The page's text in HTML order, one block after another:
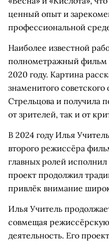
ценный опыт и
профессиональной
Наиболее известной
полнометражный фильм
2020 году. Картина
знаменитого
Стрельцова и получила
от зрителей, так и от
В 2024 году Илья
второго режиссёра
главных ролей
проект продолжил
привлёк внимание
Илья Учитель
совмещая
деятельность. Его